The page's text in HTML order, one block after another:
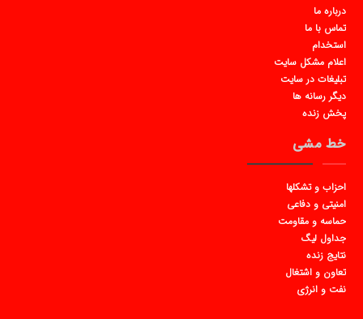
درباره ما
تماس با ما
استخدام
اعلام مشکل سایت
تبلیغات در سایت
دیگر رسانه ها
پخش زنده
خط مشی
احزاب و تشکلها
امنیتی و دفاعی
حماسه و مقاومت
جداول لیگ
نتایج زنده
تعاون و اشتغال
نفت و انرژی